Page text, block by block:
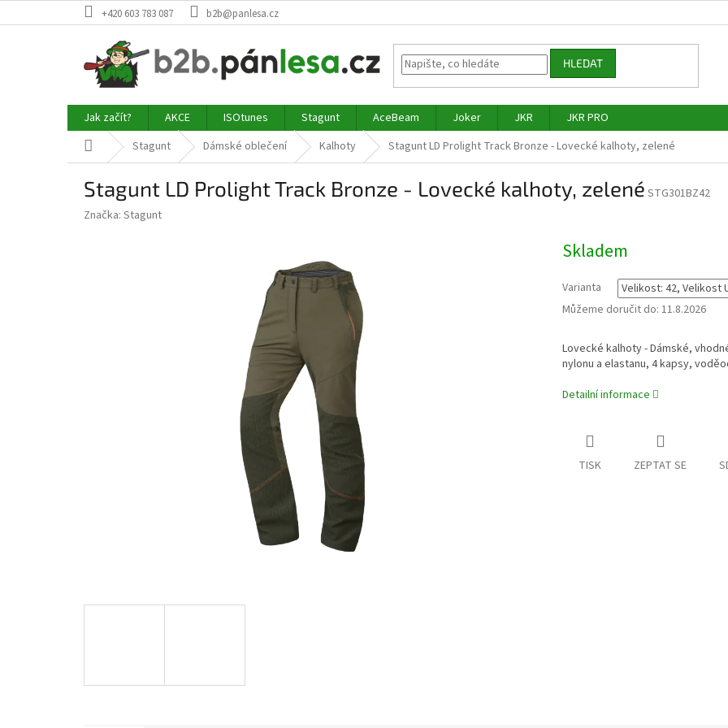
na
+420 603 783 087 b2b@panlesa.cz
HLEDAT
Jak začít? AKCE ISOtunes Stagunt AceBeam Joker JKR
JKR PRO
Domů Stagunt Dámské oblečení Kalhoty Stagunt LD Prolight Track Bronze - Lovecké kalhoty, zelené
Stagunt LD Prolight Track Bronze - Lovecké kalhoty, zelené STG301BZ42
Značka: Stagunt
Skladem
Varianta
Můžeme doručit do: 11.8.2026
Lovecké kalhoty - Dámské,
nylonu a elastanu, 4 kapsy,
Detailní informace
TISK ZEPTAT SE